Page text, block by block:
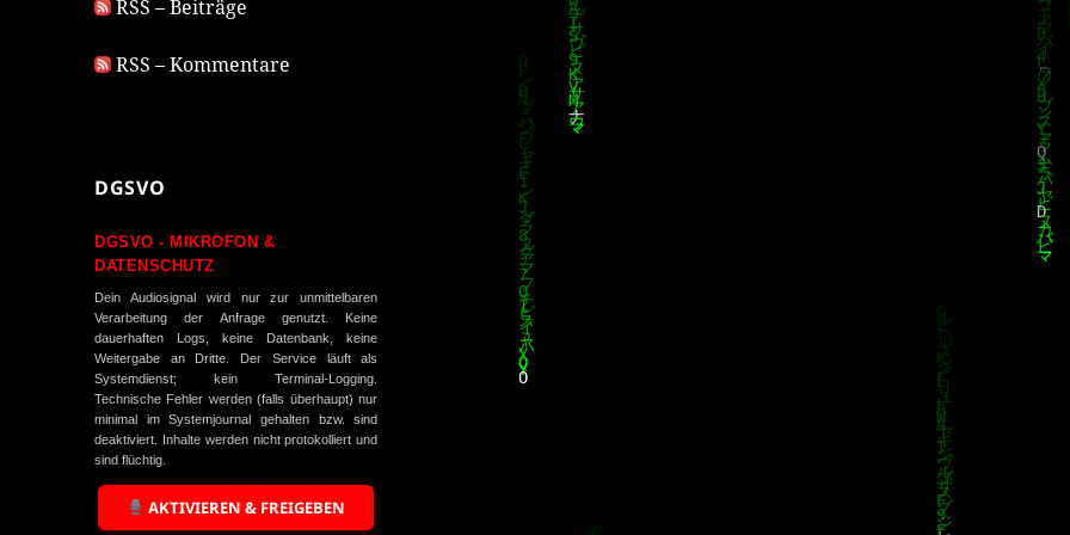
RSS – Beiträge
RSS – Kommentare
DGSVO
DGSVO - MIKROFON &
DATENSCHUTZ
Dein Audiosignal wird nur zur unmittelbaren
Verarbeitung der Anfrage genutzt. Keine
dauerhaften Logs, keine Datenbank, keine
Weitergabe an Dritte. Der Service läuft als
Systemdienst; kein Terminal-Logging.
Technische Fehler werden (falls überhaupt) nur
minimal im Systemjournal gehalten bzw. sind
deaktiviert. Inhalte werden nicht protokolliert und
sind flüchtig.
AKTIVIEREN & FREIGEBEN